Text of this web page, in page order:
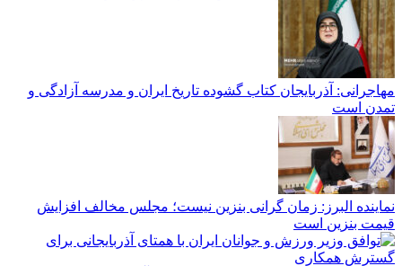
مهاجرانی: آذربایجان کتاب گشوده تاریخ ایران و مدرسه آزادگی و
تمدن است
نماینده البرز: زمان گرانی بنزین نیست؛ مجلس مخالف افزایش
قیمت بنزین است